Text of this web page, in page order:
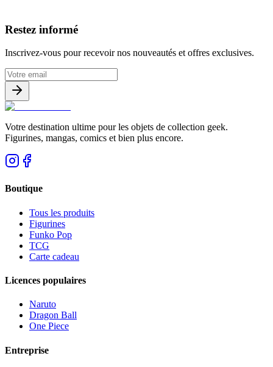
Restez informé
Inscrivez-vous pour recevoir nos nouveautés et offres exclusives.
Votre destination ultime pour les objets de collection geek.
Figurines, mangas, comics et bien plus encore.
Boutique
Tous les produits
Figurines
Funko Pop
TCG
Carte cadeau
Licences populaires
Naruto
Dragon Ball
One Piece
Entreprise